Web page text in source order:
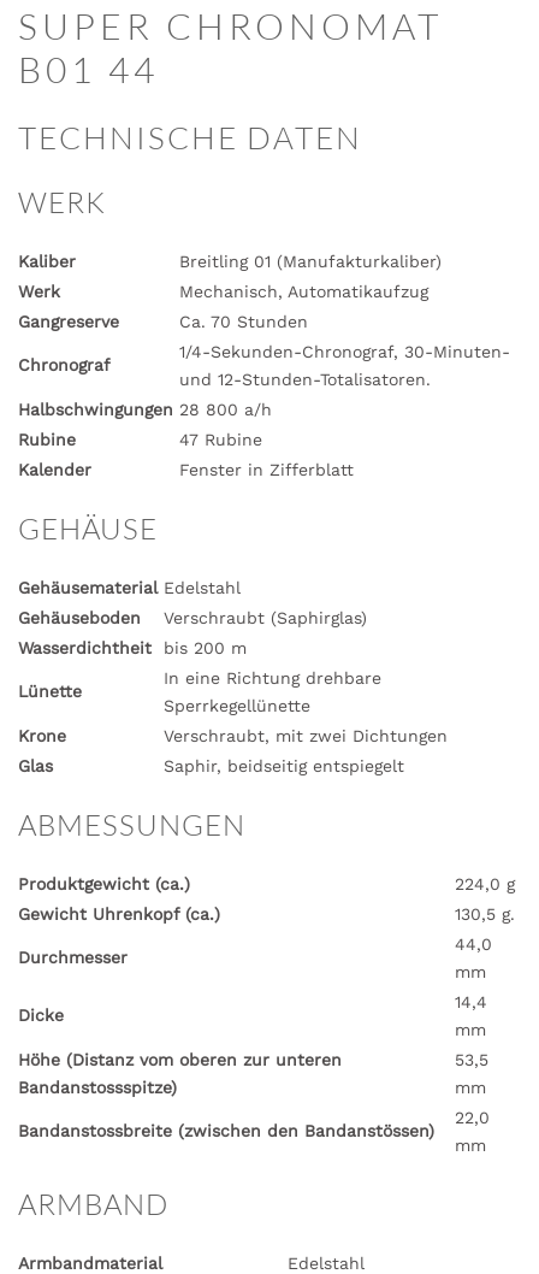
SUPER CHRONOMAT
B01 44
TECHNISCHE DATEN
WERK
Kaliber
Breitling 01 (Manufakturkaliber)
Werk
Mechanisch, Automatikaufzug
Gangreserve
Ca. 70 Stunden
Chronograf
1/4-Sekunden-Chronograf, 30-Minuten-
und 12-Stunden-Totalisatoren.
Halbschwingungen 28 800 a/h
Rubine
47 Rubine
Kalender
Fenster in Zifferblatt
GEHÄUSE
Gehäusematerial Edelstahl
Gehäuseboden
Verschraubt (Saphirglas)
Wasserdichtheit
bis 200 m
Lünette
In eine Richtung drehbare
Sperrkegellünette
Krone
Verschraubt, mit zwei Dichtungen
Glas
Saphir, beidseitig entspiegelt
ABMESSUNGEN
Produktgewicht (ca.)
224,0 g
Gewicht Uhrenkopf (ca.)
130,5 g.
Durchmesser
44,0
mm
Dicke
14,4
mm
Höhe (Distanz vom oberen zur unteren
Bandanstossspitze)
53,5
mm
Bandanstossbreite (zwischen den Bandanstössen)
22,0
mm
ARMBAND
Armbandmaterial
Edelstahl